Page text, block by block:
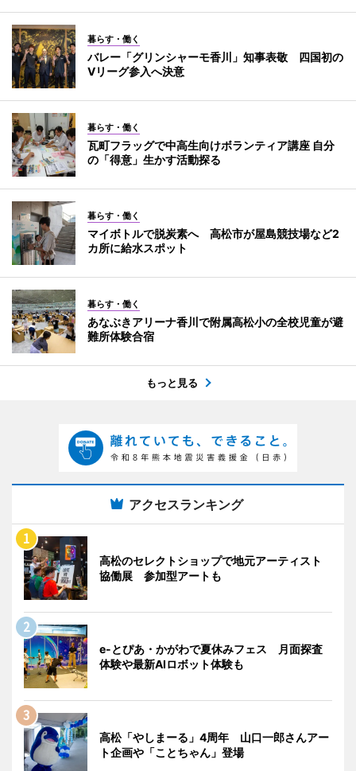
暮らす・働く
バレー「グリンシャーモ香川」知事表敬 四国初の
Vリーグ参入へ決意
暮らす・働く
瓦町フラッグで中高生向けボランティア講座 自分
の「得意」生かす活動探る
暮らす・働く
マイボトルで脱炭素へ 高松市が屋島競技場など2
カ所に給水スポット
暮らす・働く
あなぶきアリーナ香川で附属高松小の全校児童が避
難所体験合宿
もっと見る
アクセスランキング
高松のセレクトショップで地元アーティスト
協働展 参加型アートも
e-とぴあ・かがわで夏休みフェス 月面探査
体験や最新AIロボット体験も
高松「やしまーる」4周年 山口一郎さんアー
ト企画や「ことちゃん」登場